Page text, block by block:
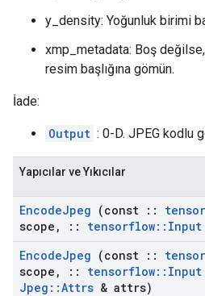
y_density: Yoğunluk birimi
xmp_metadata: Boş
resim başlığına gömün.
İade:
Output : 0-D. JPEG kodlu
Yapıcılar ve Yıkıcılar
EncodeJpeg (const ::
scope , :: tensorflow:: Input
EncodeJpeg (const ::
scope , :: tensorflow:: Input
Jpeg ::Attrs & attrs)